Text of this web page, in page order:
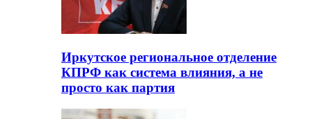
Иркутское региональное отделение
КПРФ как система влияния, а не
просто как партия